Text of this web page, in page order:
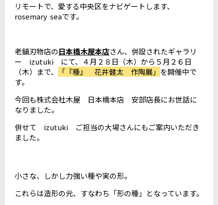
リモートで、愛する中央区をナビゲートします、
rosemary seaです。
老舗刃物店の日本橋木屋本店さん、併設されたギャラリ
ー izutuki にて、４月２８日（木）から５月２６日
（木）まで、
「『種』 花井健太 作陶展」 を開催中で
す。
今回も株式会社木屋 日本橋本店 安部店長にお世話に
なりました。
併せて izutuki ご担当の大場さんにもご案内いただき
ました。
小さな、しかし力強い種や実の形。
これらは造形の元、すなわち「形の種」となっています。